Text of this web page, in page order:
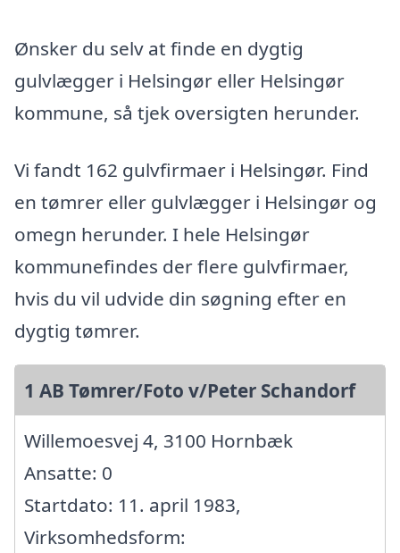
Ønsker du selv at finde en dygtig
gulvlægger i Helsingør eller Helsingør
kommune, så tjek oversigten herunder.
Vi fandt 162 gulvfirmaer i Helsingør. Find
en tømrer eller gulvlægger i Helsingør og
omegn herunder. I hele Helsingør
kommunefindes der flere gulvfirmaer,
hvis du vil udvide din søgning efter en
dygtig tømrer.
1 AB Tømrer/Foto v/Peter Schandorf
Willemoesvej 4, 3100 Hornbæk
Ansatte: 0
Startdato: 11. april 1983,
Virksomhedsform: